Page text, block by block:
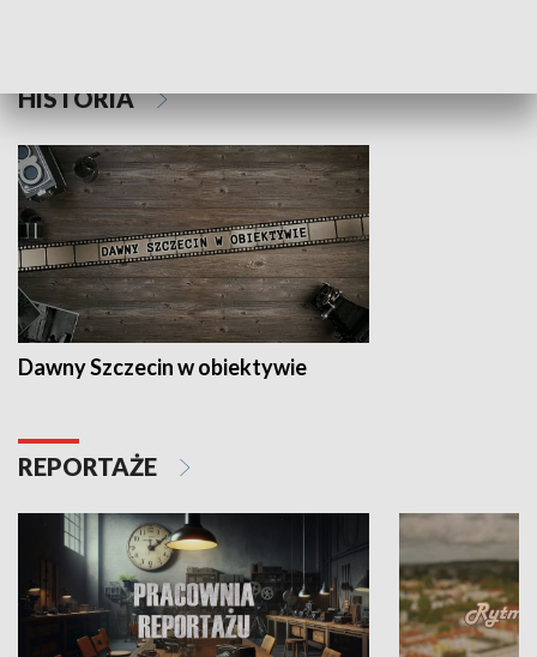
HISTORIA
Dawny Szczecin w obiektywie
REPORTAŻE